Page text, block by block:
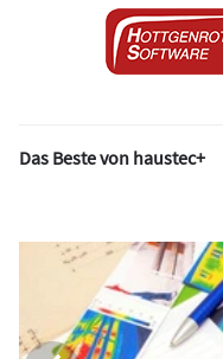
Das Beste von haustec+